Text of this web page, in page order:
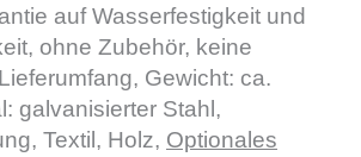
auf Wasserfestigkeit und
ohne Zubehör, keine
Gewicht: ca.
galvanisierter Stahl,
Textil, Holz, Optionales